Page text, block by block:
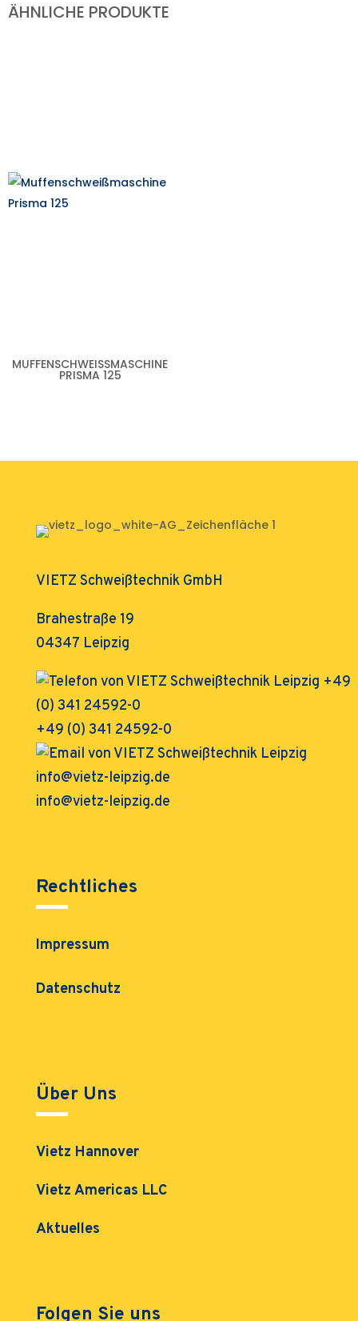
ÄHNLICHE PRODUKTE
MUFFENSCHWEISSMASCHINE P
RISMA 125
VIETZ Schweißtechnik GmbH
Brahestraße 19
04347 Leipzig
+49 (0) 341 24592-0
info@vietz-leipzig.de
Rechtliches
Impressum
Datenschutz
Über Uns
Vietz Hannover
Vietz Americas LLC
Aktuelles
Folgen Sie uns